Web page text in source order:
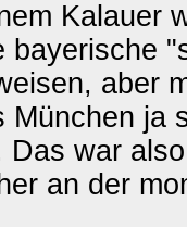
Kalauer
bayerische
aber
München ja
Das war
an der